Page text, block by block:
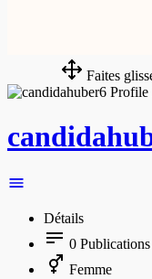
Faites
Détails
0 Publications
Femme